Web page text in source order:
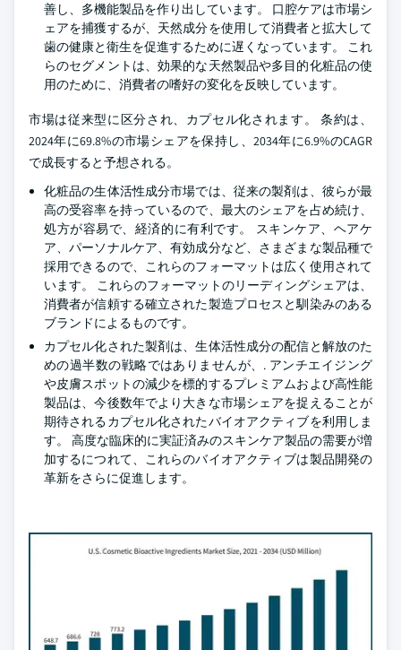
善し、多機能製品を作り出しています。 口腔ケアは市場シ
ェアを捕獲するが、天然成分を使用して消費者と拡大して
歯の健康と衛生を促進するために遅くなっています。 これ
らのセグメントは、効果的な天然製品や多目的化粧品の使
用のために、消費者の嗜好の変化を反映しています。
市場は従来型に区分され、カプセル化されます。 条約は、
2024年に69.8%の市場シェアを保持し、2034年に6.9%のCAGR
で成長すると予想される。
化粧品の生体活性成分市場では、従来の製剤は、彼らが最
高の受容率を持っているので、最大のシェアを占め続け、
処方が容易で、経済的に有利です。 スキンケア、ヘアケ
ア、パーソナルケア、有効成分など、さまざまな製品種で
採用できるので、これらのフォーマットは広く使用されて
います。 これらのフォーマットのリーディングシェアは、
消費者が信頼する確立された製造プロセスと馴染みのある
ブランドによるものです。
カプセル化された製剤は、生体活性成分の配信と解放のた
めの過半数の戦略ではありませんが、. アンチエイジング
や皮膚スポットの減少を標的するプレミアムおよび高性能
製品は、今後数年でより大きな市場シェアを捉えることが
期待されるカプセル化されたバイオアクティブを利用しま
す。 高度な臨床的に実証済みのスキンケア製品の需要が増
加するにつれて、これらのバイオアクティブは製品開発の
革新をさらに促進します。